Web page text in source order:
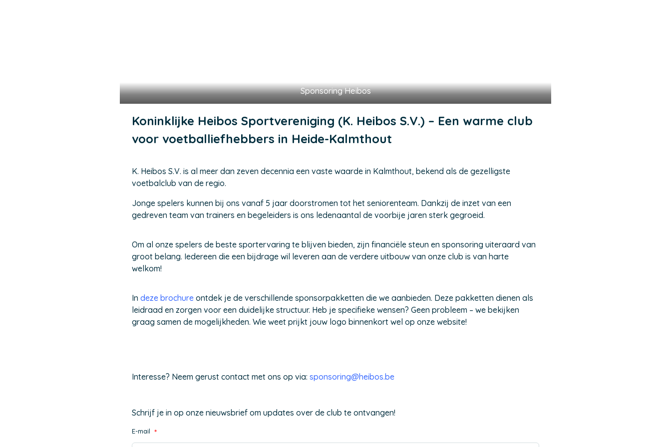
Sponsoring Heibos
Koninklijke Heibos Sportvereniging (K. Heibos S.V.) – Een warme club
voor voetballiefhebbers in Heide-Kalmthout
K. Heibos S.V. is al meer dan zeven decennia een vaste waarde in Kalmthout, bekend als de gezelligste
voetbalclub van de regio.
Jonge spelers kunnen bij ons vanaf 5 jaar doorstromen tot het seniorenteam. Dankzij de inzet van een
gedreven team van trainers en begeleiders is ons ledenaantal de voorbije jaren sterk gegroeid.
Om al onze spelers de beste sportervaring te blijven bieden, zijn financiële steun en sponsoring uiteraard van
groot belang. Iedereen die een bijdrage wil leveren aan de verdere uitbouw van onze club is van harte
welkom!
In deze brochure ontdek je de verschillende sponsorpakketten die we aanbieden. Deze pakketten dienen als
leidraad en zorgen voor een duidelijke structuur. Heb je specifieke wensen? Geen probleem – we bekijken
graag samen de mogelijkheden. Wie weet prijkt jouw logo binnenkort wel op onze website!
Interesse? Neem gerust contact met ons op via: sponsoring@heibos.be
Schrijf je in op onze nieuwsbrief om updates over de club te ontvangen!
E-mail *